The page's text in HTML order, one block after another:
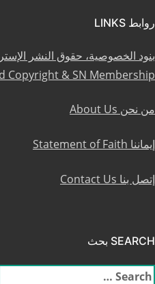
روابط LINKS
بنود الخصوصية، حقوق النشر
Copyright & SN Membership
من نحن About Us
إيماننا Statement of Faith
إتصل بنا Contact Us
SEARCH بحث
البحث